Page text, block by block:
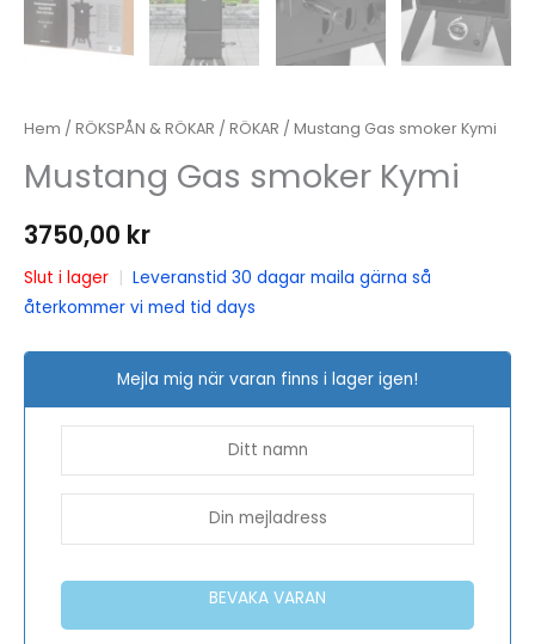
Hem / RÖKSPÅN & RÖKAR / RÖKAR / Mustang Gas smoker Kymi
Mustang Gas smoker Kymi
3750,00 kr
Slut i lager | Leveranstid 30 dagar maila gärna så
återkommer vi med tid days
Mejla mig när varan finns i lager igen!
BEVAKA VARAN